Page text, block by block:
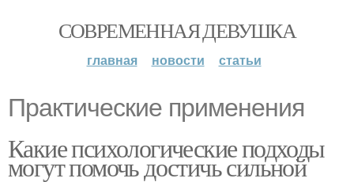
СОВРЕМЕННАЯ ДЕВУШКА
главная новости статьи
Практические применения
Какие психологические подходы
могут помочь достичь сильной